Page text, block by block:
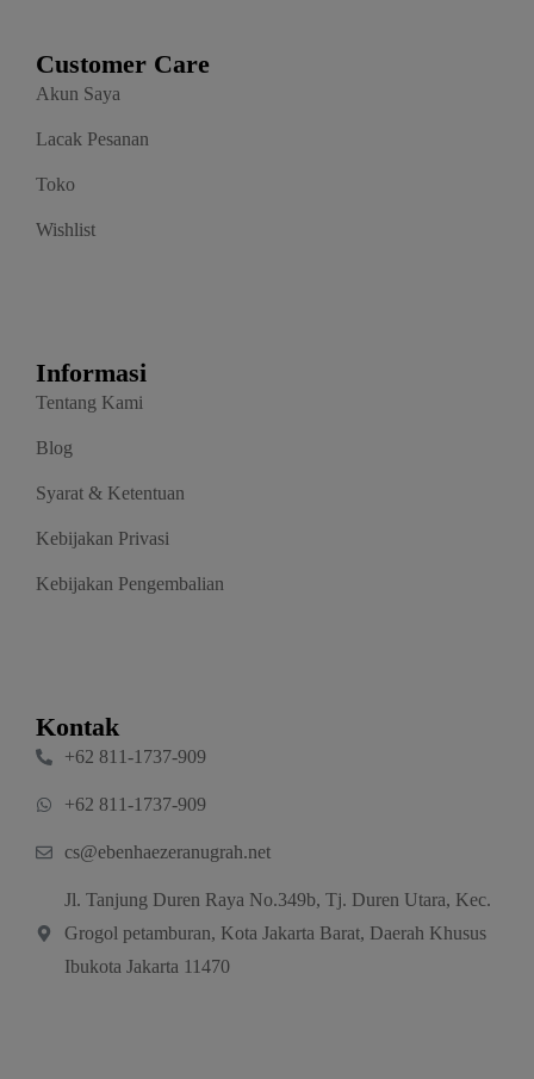
Customer Care
Akun Saya
Lacak Pesanan
Toko
Wishlist
Informasi
Tentang Kami
Blog
Syarat & Ketentuan
Kebijakan Privasi
Kebijakan Pengembalian
Kontak
‪+62 811‑1737‑909‬
‪+62 811‑1737‑909‬
cs@ebenhaezeranugrah.net
Jl. Tanjung Duren Raya No.349b, Tj. Duren Utara, Kec.
Grogol petamburan, Kota Jakarta Barat, Daerah Khusus
Ibukota Jakarta 11470